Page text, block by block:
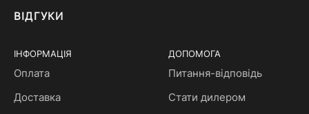
ВІДГУКИ
ІНФОРМАЦІЯ
Оплата
Доставка
ДОПОМОГА
Питання-відповідь
Стати дилером